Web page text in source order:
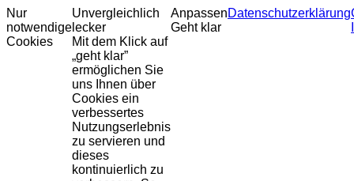
Nur
notwendige
Cookies
Unvergleichlich
lecker
Mit dem Klick auf
„geht klar”
ermöglichen Sie
uns Ihnen über
Cookies ein
verbessertes
Nutzungserlebnis
zu servieren und
dieses
kontinuierlich zu
Anpassen
Geht klar
Datenschutzerklärung